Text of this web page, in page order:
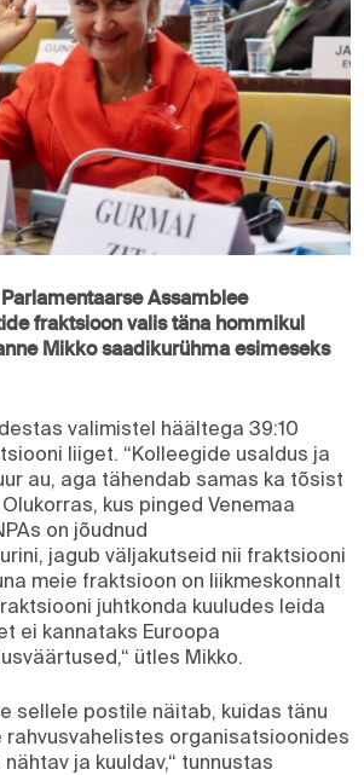
Assamblee
fraktsioon valis täna hommikul
Mikko saadikurühma esimeseks
valimistel häältega 39:10
liiget. “Kolleegide usaldus ja
au, aga tähendab samas ka tõsist
kus pinged Venemaa
on jõudnud
jagub väljakutseid nii fraktsiooni
meie fraktsioon on liikmeskonnalt
juhtkonda kuuludes leida
ei kannataks Euroopa
ütles Mikko.
sellele postile näitab, kuidas tänu
rahvusvahelistes organisatsioonides
ja kuuldav,“ tunnustas